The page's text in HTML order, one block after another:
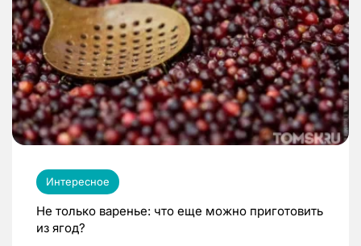
Интересное
Не только варенье: что еще можно приготовить
из ягод?